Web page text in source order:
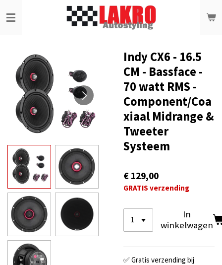
direct
hoofdinhoud
Indy CX6 - 16.5
CM - Bassface -
70 watt RMS -
Component/Coa
xiaal Midrange &
Tweeter
Systeem
€ 129,00
GRATIS verzending
In
winkelwagen
✅ Gratis verzending bij